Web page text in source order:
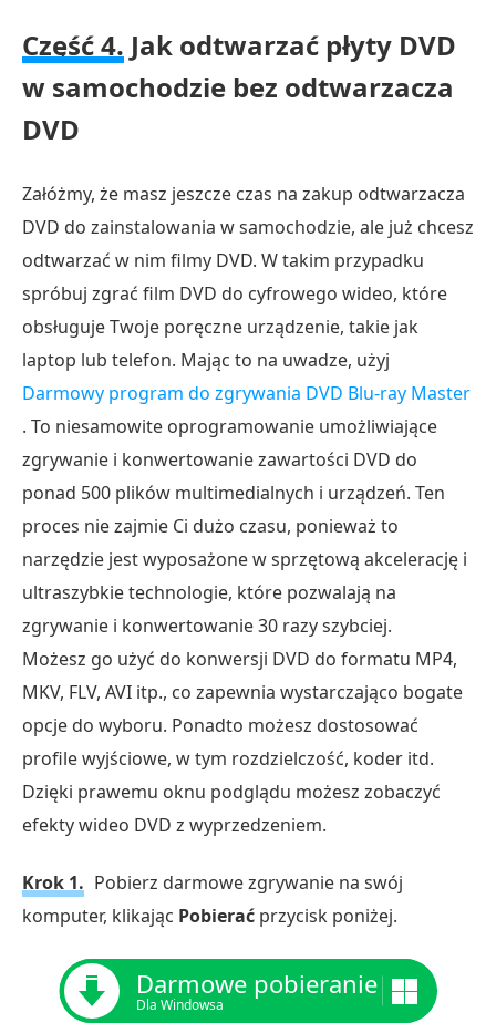
Część 4. Jak odtwarzać płyty DVD
w samochodzie bez odtwarzacza
DVD
Załóżmy, że masz jeszcze czas na zakup odtwarzacza
DVD do zainstalowania w samochodzie, ale już chcesz
odtwarzać w nim filmy DVD. W takim przypadku
spróbuj zgrać film DVD do cyfrowego wideo, które
obsługuje Twoje poręczne urządzenie, takie jak
laptop lub telefon. Mając to na uwadze, użyj
Darmowy program do zgrywania DVD Blu-ray Master
. To niesamowite oprogramowanie umożliwiające
zgrywanie i konwertowanie zawartości DVD do
ponad 500 plików multimedialnych i urządzeń. Ten
proces nie zajmie Ci dużo czasu, ponieważ to
narzędzie jest wyposażone w sprzętową akcelerację i
ultraszybkie technologie, które pozwalają na
zgrywanie i konwertowanie 30 razy szybciej.
Możesz go użyć do konwersji DVD do formatu MP4,
MKV, FLV, AVI itp., co zapewnia wystarczająco bogate
opcje do wyboru. Ponadto możesz dostosować
profile wyjściowe, w tym rozdzielczość, koder itd.
Dzięki prawemu oknu podglądu możesz zobaczyć
efekty wideo DVD z wyprzedzeniem.
Krok 1. Pobierz darmowe zgrywanie na swój
komputer, klikając Pobierać przycisk poniżej.
Darmowe pobieranie
Dla Windowsa